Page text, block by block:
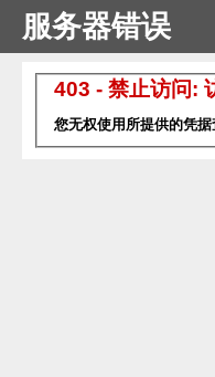
服务器错误
403 - 禁止访问:
您无权使用所提供的凭据